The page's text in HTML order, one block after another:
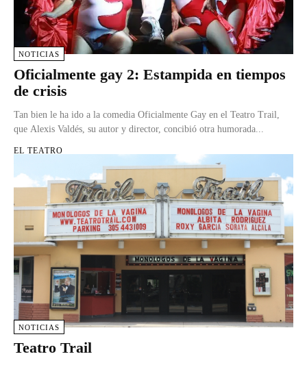
NOTICIAS
Oficialmente gay 2: Estampida en tiempos
de crisis
Tan bien le ha ido a la comedia Oficialmente Gay en el Teatro Trail,
que Alexis Valdés, su autor y director, concibió otra humorada...
EL TEATRO
NOTICIAS
Teatro Trail